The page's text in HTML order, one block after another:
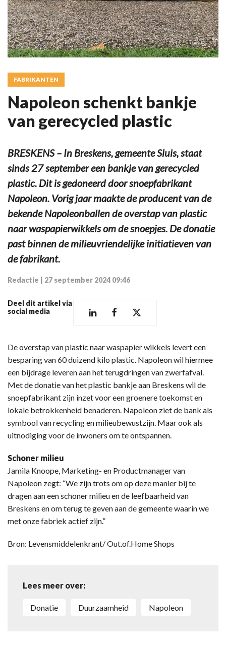
FABRIKANTEN
Napoleon schenkt bankje
van gerecycled plastic
BRESKENS – In Breskens, gemeente Sluis, staat
sinds 27 september een bankje van gerecycled
plastic. Dit is gedoneerd door snoepfabrikant
Napoleon. Vorig jaar maakte de producent van de
bekende Napoleonballen de overstap van plastic
naar waspapierwikkels om de snoepjes. De donatie
past binnen de milieuvriendelijke initiatieven van
de fabrikant.
Redactie 27 september 2024 09:46
Deel dit artikel via
social media
De overstap van plastic naar waspapier wikkels levert een
besparing van 60 duizend kilo plastic. Napoleon wil hiermee
een bijdrage leveren aan het terugdringen van zwerfafval.
Met de donatie van het plastic bankje aan Breskens wil de
snoepfabrikant zijn inzet voor een groenere toekomst en
lokale betrokkenheid benaderen. Napoleon ziet de bank als
symbool van recycling en milieubewustzijn. Maar ook als
uitnodiging voor de inwoners om te ontspannen.
Schoner milieu
Jamila Knoope, Marketing- en Productmanager van
Napoleon zegt: “We zijn trots om op deze manier bij te
dragen aan een schoner milieu en de leefbaarheid van
Breskens en om terug te geven aan de gemeente waarin we
met onze fabriek actief zijn.”
Bron: Levensmiddelenkrant/ Out.of.Home Shops
Lees meer over:
donatie duurzaamheid Napoleon